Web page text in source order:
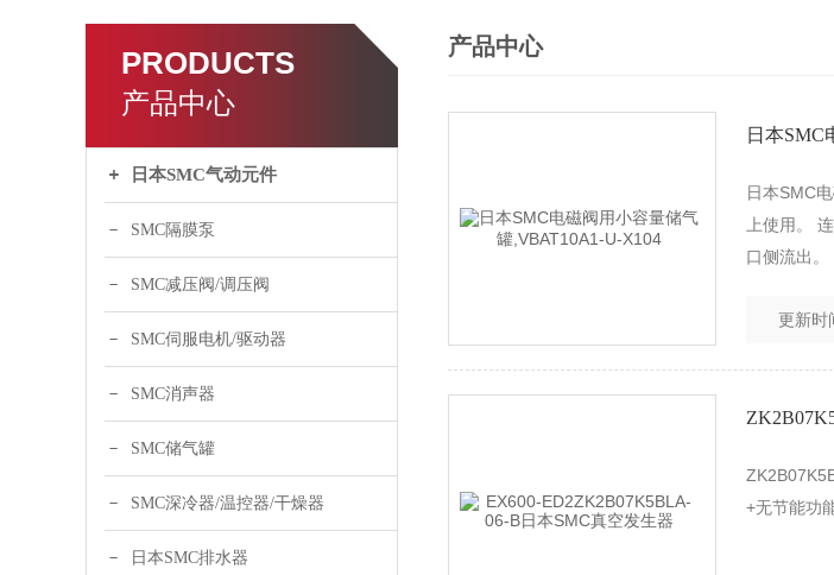
PRODUCTS
产品中心
日本SMC气动元件
SMC隔膜泵
SMC减压阀/调压阀
SMC伺服电机/驱动器
SMC消声器
SMC储气罐
SMC深冷器/温控器/干燥器
日本SMC排水器
产品中心
日本SMC
日本SMC
上使用。
口侧流出。
更新时
+无节能功